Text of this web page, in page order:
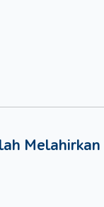
Melahirkan